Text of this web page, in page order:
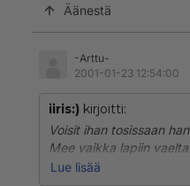
Äänestä
-Arttu-
2001-01-23 12:54:00
iiris:) kirjoitti:
Voisit ihan tosissaan
Mee vaikka lapiin
keskenkaiken, niin
Lue lisää